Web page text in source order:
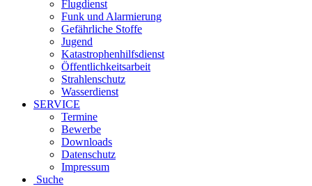
Flugdienst
Funk und Alarmierung
Gefährliche Stoffe
Jugend
Katastrophenhilfsdienst
Öffentlichkeitsarbeit
Strahlenschutz
Wasserdienst
SERVICE
Termine
Bewerbe
Downloads
Datenschutz
Impressum
Suche